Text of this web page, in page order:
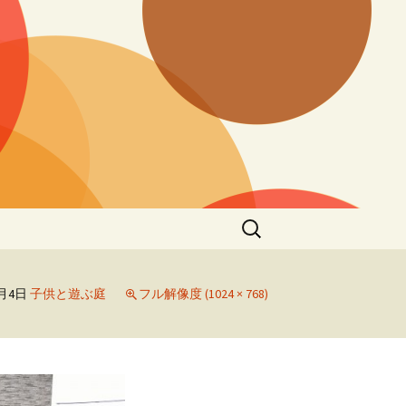
検
4日 子供と遊ぶ庭 フル解像度 (1024 × 768)